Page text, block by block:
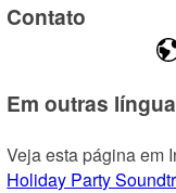
Contato
Em outras
Veja esta página em
Holiday Party